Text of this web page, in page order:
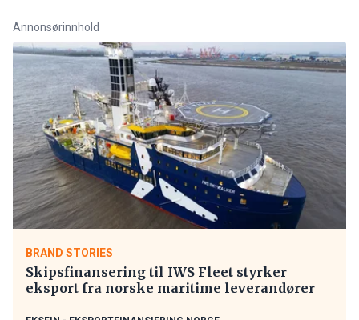
Annonsørinnhold
BRAND STORIES
Skipsfinansering til IWS Fleet styrker
eksport fra norske maritime leverandører